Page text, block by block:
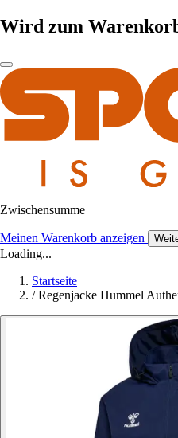
Wird zum
Zwischensumme
Meinen Warenkorb anzeigen
Loading...
Startseite
/ Regenjacke Hummel